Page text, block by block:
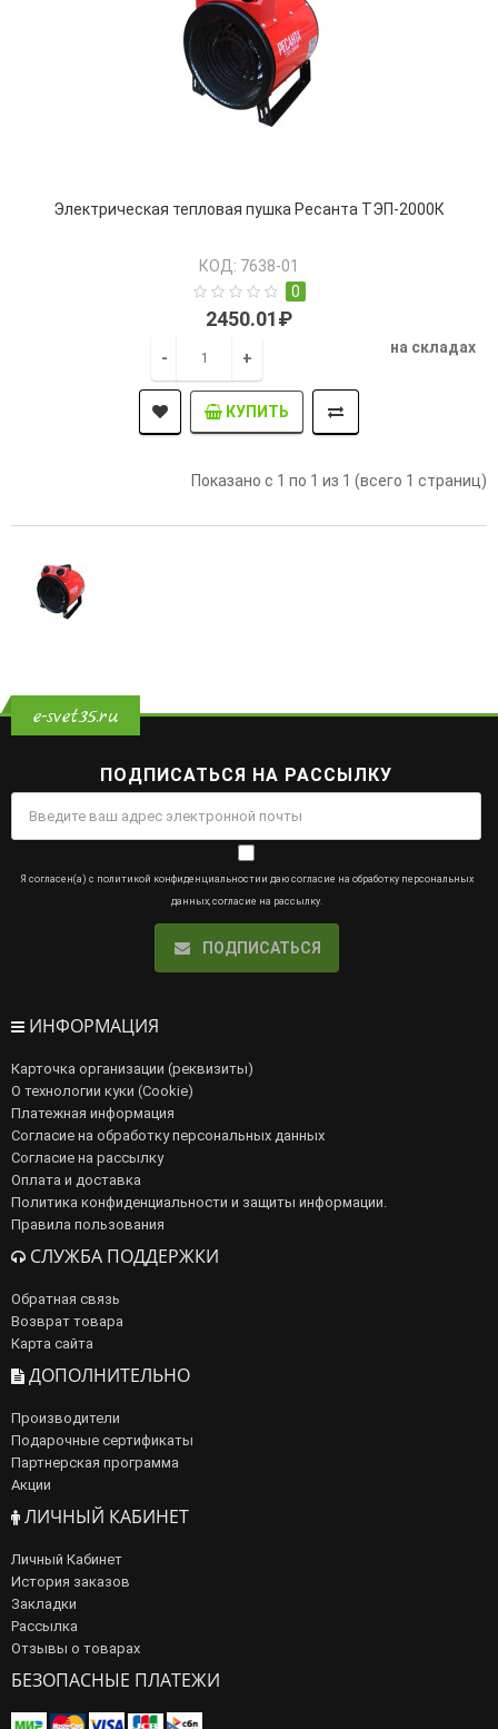
Электрическая тепловая пушка Ресанта ТЭП-2000К
КОД: 7638-01
0
2450.01₽
- +
на складах
КУПИТЬ
Показано с 1 по 1 из 1 (всего 1 страниц)
e-svet35.ru
ПОДПИСАТЬСЯ НА РАССЫЛКУ
Я согласен(а) с политикой конфиденциальности и даю согласие на обработку персональных
данных, согласие на рассылку.
ПОДПИСАТЬСЯ
ИНФОРМАЦИЯ
Карточка организации (реквизиты)
О технологии куки (Cookie)
Платежная информация
Согласие на обработку персональных данных
Согласие на рассылку
Оплата и доставка
Политика конфиденциальности и защиты информации.
Правила пользования
СЛУЖБА ПОДДЕРЖКИ
Обратная связь
Возврат товара
Карта сайта
ДОПОЛНИТЕЛЬНО
Производители
Подарочные сертификаты
Партнерская программа
Акции
ЛИЧНЫЙ КАБИНЕТ
Личный Кабинет
История заказов
Закладки
Рассылка
Отзывы о товарах
БЕЗОПАСНЫЕ ПЛАТЕЖИ